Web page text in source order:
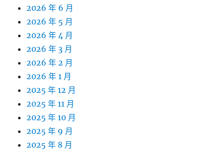
2026 年 6 月
2026 年 5 月
2026 年 4 月
2026 年 3 月
2026 年 2 月
2026 年 1 月
2025 年 12 月
2025 年 11 月
2025 年 10 月
2025 年 9 月
2025 年 8 月